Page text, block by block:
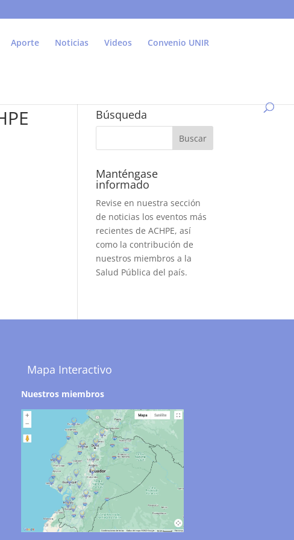
Aporte Noticias Videos Convenio UNIR
Búsqueda
Manténgase
informado
Revise en nuestra sección
de noticias los eventos más
recientes de ACHPE, así
como la contribución de
nuestros miembros a la
Salud Pública del país.
Mapa Interactivo
Nuestros miembros